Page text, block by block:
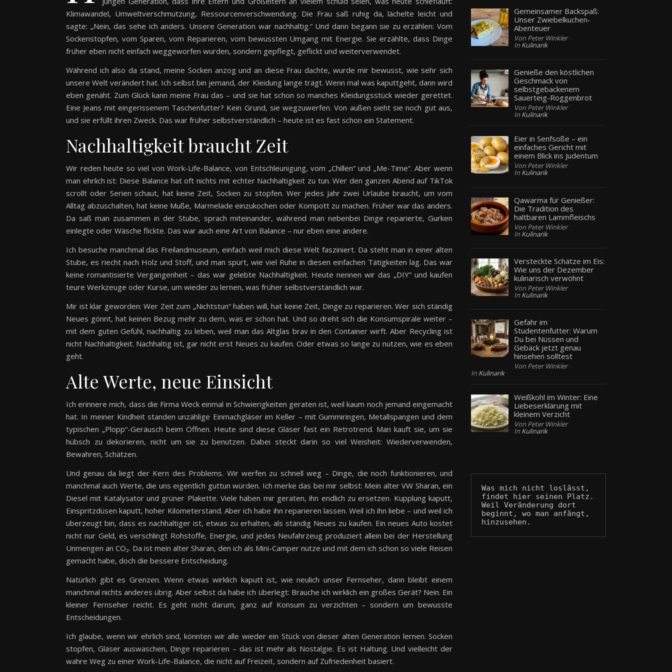
Klimawandel, Umweltverschmutzung, Ressourcenverschwendung. Die Frau saß ruhig da, lächelte leicht und
sagte: „Nein, das sehe ich anders. Unsere Generation war nachhaltig.“ Und dann begann sie zu erzählen: Vom
Sockenstopfen, vom Sparen, vom Reparieren, vom bewussten Umgang mit Energie. Sie erzählte, dass Dinge
früher eben nicht einfach weggeworfen wurden, sondern gepflegt, geflickt und weiterverwendet.
Während ich also da stand, meine Socken anzog und an diese Frau dachte, wurde mir bewusst, wie sehr sich
unsere Welt verändert hat. Ich selbst bin jemand, der Kleidung lange trägt. Wenn mal was kaputtgeht, dann wird
eben genäht. Zum Glück kann meine Frau das – und sie hat schon so manches Kleidungsstück wieder gerettet.
Eine Jeans mit eingerissenem Taschenfutter? Kein Grund, sie wegzuwerfen. Von außen sieht sie noch gut aus,
und sie erfüllt ihren Zweck. Das war früher selbstverständlich – heute ist es fast schon ein Statement.
Nachhaltigkeit braucht Zeit
Wir reden heute so viel von Work-Life-Balance, von Entschleunigung, vom „Chillen“ und „Me-Time“. Aber wenn
man ehrlich ist: Diese Balance hat oft nichts mit echter Nachhaltigkeit zu tun. Wer den ganzen Abend auf TikTok
scrollt oder Serien schaut, hat keine Zeit, Socken zu stopfen. Wer jedes Jahr zwei Urlaube braucht, um vom
Alltag abzuschalten, hat keine Muße, Marmelade einzukochen oder Kompott zu machen. Früher war das anders.
Da saß man zusammen in der Stube, sprach miteinander, während man nebenbei Dinge reparierte, Gurken
einlegte oder Wäsche flickte. Das war auch eine Art von Balance – nur eben eine andere.
Ich besuche manchmal das Freilandmuseum, einfach weil mich diese Welt fasziniert. Da steht man in einer alten
Stube, es riecht nach Holz und Stoff, und man spürt, wie viel Ruhe in diesen einfachen Tätigkeiten lag. Das war
keine romantisierte Vergangenheit – das war gelebte Nachhaltigkeit. Heute nennen wir das „DIY“ und kaufen
teure Werkzeuge oder Kurse, um wieder zu lernen, was früher selbstverständlich war.
Mir ist klar geworden: Wer Zeit zum „Nichtstun“ haben will, hat keine Zeit, Dinge zu reparieren. Wer sich ständig
Neues gönnt, hat keinen Bezug mehr zu dem, was er schon hat. Und so dreht sich die Konsumspirale weiter –
mit dem guten Gefühl, nachhaltig zu leben, weil man das Altglas brav in den Container wirft. Aber Recycling ist
nicht Nachhaltigkeit. Nachhaltig ist, gar nicht erst Neues zu kaufen. Oder etwas so lange zu nutzen, wie es eben
geht.
Alte Werte, neue Einsicht
Ich erinnere mich, dass die Firma Weck einmal in Schwierigkeiten geraten ist, weil kaum noch jemand eingemacht
hat. In meiner Kindheit standen unzählige Einmachgläser im Keller – mit Gummiringen, Metallspangen und dem
typischen „Plopp“-Geräusch beim Öffnen. Heute sind diese Gläser fast ein Retrotrend. Man kauft sie, um sie
hübsch zu dekorieren, nicht um sie zu benutzen. Dabei steckt darin so viel Weisheit: Wiederverwenden,
Bewahren, Schätzen.
Und genau da liegt der Kern des Problems. Wir werfen zu schnell weg – Dinge, die noch funktionieren, und
manchmal auch Werte, die uns eigentlich guttun würden. Ich merke das bei mir selbst: Mein alter VW Sharan, ein
Diesel mit Katalysator und grüner Plakette. Viele haben mir geraten, ihn endlich zu ersetzen. Kupplung kaputt,
Einspritzdüsen kaputt, hoher Kilometerstand. Aber ich habe ihn reparieren lassen. Weil ich ihn liebe – und weil ich
überzeugt bin, dass es nachhaltiger ist, etwas zu erhalten, als ständig Neues zu kaufen. Ein neues Auto kostet
nicht nur Geld, es verschlingt Rohstoffe, Energie, und jedes Neufahrzeug produziert allein bei der Herstellung
Unmengen an CO₂. Da ist mein alter Sharan, den ich als Mini-Camper nutze und mit dem ich schon so viele Reisen
gemacht habe, doch die bessere Entscheidung.
Natürlich gibt es Grenzen. Wenn etwas wirklich kaputt ist, wie neulich unser Fernseher, dann bleibt einem
manchmal nichts anderes übrig. Aber selbst da habe ich überlegt: Brauche ich wirklich ein großes Gerät? Nein. Ein
kleiner Fernseher reicht. Es geht nicht darum, ganz auf Konsum zu verzichten – sondern um bewusste
Entscheidungen.
Ich glaube, wenn wir ehrlich sind, könnten wir alle wieder ein Stück von dieser alten Generation lernen. Socken
stopfen, Gläser auswaschen, Dinge reparieren – das ist mehr als Nostalgie. Es ist Haltung. Und vielleicht der
wahre Weg zu einer Work-Life-Balance, die nicht auf Freizeit, sondern auf Zufriedenheit basiert.
Gemeinsamer Backspaß:
Unser Zwiebelkuchen-
Abenteuer
Von Peter Winkler
In Kulinarik
Genieße den köstlichen
Geschmack von
selbstgebackenem
Sauerteig-Roggenbrot
Von Peter Winkler
In Kulinarik
Eier in Senfsoße – ein
einfaches Gericht mit
einem Blick ins Judentum
Von Peter Winkler
In Kulinarik
Qawarma für Genießer:
Die Tradition des
haltbaren Lammfleischs
Von Peter Winkler
In Kulinarik
Versteckte Schätze im Eis:
Wie uns der Dezember
kulinarisch verwöhnt
Von Peter Winkler
In Kulinarik
Gefahr im
Studentenfutter: Warum
Du bei Nüssen und
Gebäck jetzt genau
hinsehen solltest
Von Peter Winkler
In Kulinarik
Weißkohl im Winter: Eine
Liebeserklärung mit
kleinem Verzicht
Von Peter Winkler
In Kulinarik
Was mich nicht loslässt,
findet hier seinen Platz.
Weil Veränderung dort
beginnt, wo man anfängt,
hinzusehen.